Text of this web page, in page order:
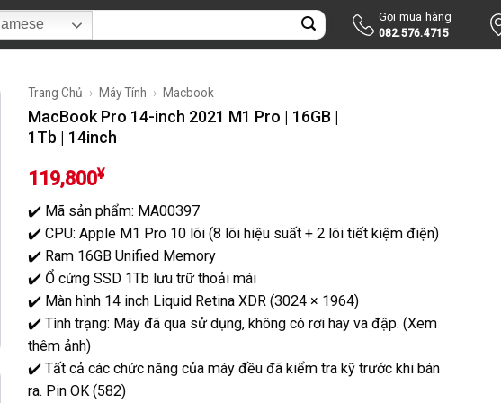
Gọi mua hàng
082.576.4715
Trang Chủ › Máy Tính › Macbook
MacBook Pro 14-inch 2021 M1 Pro | 16GB |
1Tb | 14inch
119,800¥
✔️ Mã sản phẩm: MA00397
✔️ CPU: Apple M1 Pro 10 lõi(8 lõi hiệu suất + 2 lõi tiết kiệm điện)
✔️ Ram 16GB Unified Memory
✔️ Ổ cứng SSD 1Tb lưu trữ thoải mái
✔️ Màn hình 14 inch Liquid Retina XDR(3024 × 1964)
✔️ Tình trạng: Máy đã qua sử dụng, không có rơi hay va đập. (Xem
thêm ảnh)
✔️ Tất cả các chức năng của máy đều đã kiểm tra kỹ trước khi bán
ra. Pin OK (582)